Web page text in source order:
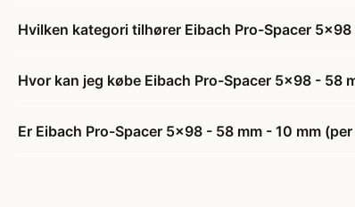
Hvilken kategori tilhører Eibach Pro-Spacer
Hvor kan jeg købe Eibach Pro-Spacer 5x98 - 58
Er Eibach Pro-Spacer 5x98 - 58 mm - 10 mm